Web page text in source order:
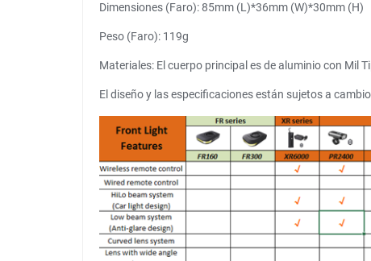
Dimensiones (Faro): 85mm (L)*36mm (W)*30mm (H)
Peso (Faro): 119g
Materiales: El cuerpo principal es de aluminio con Mil
El diseño y las especificaciones están sujetos a